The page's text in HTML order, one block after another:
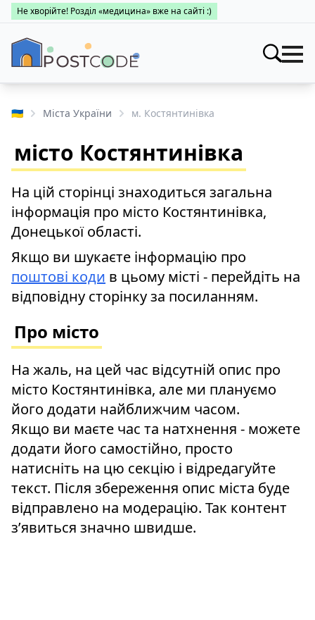
Не хворійте! Розділ «медицина» вже на сайті :)
Індекси
Пошук за областями
Про каталог
Міста України
Заклади
Про поштові індекси
Пошук за областями
Медицина
Про поштові індекси
Пошук за областями
🇺🇦 Міста України м. Костянтинівка
місто Костянтинівка
На цій сторінці знаходиться загальна
інформація про місто Костянтинівка,
Донецької області.
Якщо ви шукаєте інформацію про
поштові коди в цьому місті - перейдіть на
відповідну сторінку за посиланням.
Про місто
На жаль, на цей час відсутній опис про
місто Костянтинівка, але ми плануємо
його додати найближчим часом.
Якщо ви маєте час та натхнення - можете
додати його самостійно, просто
натисніть на цю секцію і відредагуйте
текст. Після збереження опис міста буде
відправлено на модерацію. Так контент
зʼявиться значно швидше.